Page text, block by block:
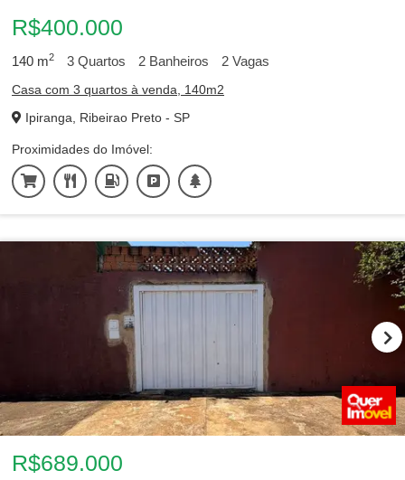
R$400.000
140 m2 3 Quartos 2 Banheiros 2 Vagas
Casa com 3 quartos à venda, 140m2
Ipiranga, Ribeirao Preto - SP
Proximidades do Imóvel:
R$689.000